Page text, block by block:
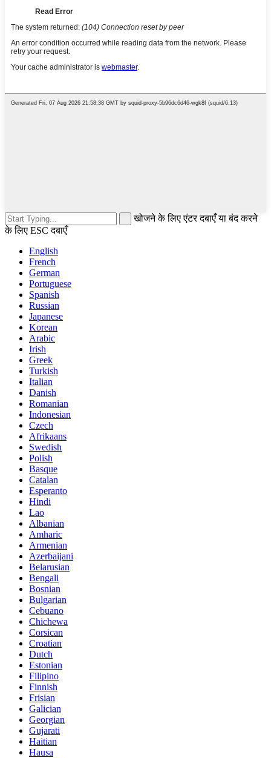
खोजने के लिए एंटर दबाएँ या बंद करने
के लिए ESC दबाएँ
English
French
German
Portuguese
Spanish
Russian
Japanese
Korean
Arabic
Irish
Greek
Turkish
Italian
Danish
Romanian
Indonesian
Czech
Afrikaans
Swedish
Polish
Basque
Catalan
Esperanto
Hindi
Lao
Albanian
Amharic
Armenian
Azerbaijani
Belarusian
Bengali
Bosnian
Bulgarian
Cebuano
Chichewa
Corsican
Croatian
Dutch
Estonian
Filipino
Finnish
Frisian
Galician
Georgian
Gujarati
Haitian
Hausa